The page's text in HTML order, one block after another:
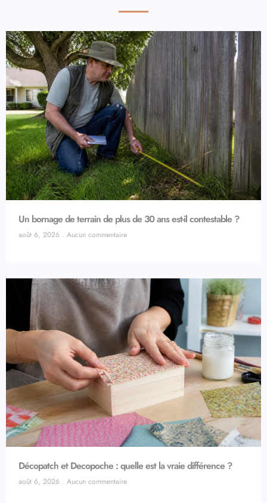
Un bornage de terrain de plus de 30 ans est-il contestable ?
août 6, 2026 Aucun commentaire
Décopatch et Decopoche : quelle est la vraie différence ?
août 6, 2026 Aucun commentaire